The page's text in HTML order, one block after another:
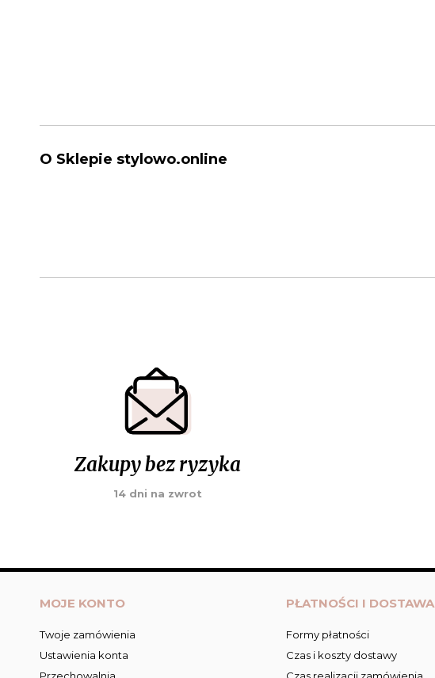
O Sklepie stylowo.online
Zakupy bez ryzyka
14 dni na zwrot
MOJE KONTO
Twoje zamówienia
Ustawienia konta
Przechowalnia
PŁATNOŚCI I DOSTAWA
Formy płatności
Czas i koszty dostawy
Czas realizacji zamówienia